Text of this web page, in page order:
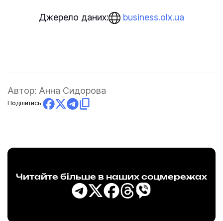
Джерело даних: business.olx.ua
Автор: Анна Сидорова
Поділитись:
Читайте більше в наших соцмережах